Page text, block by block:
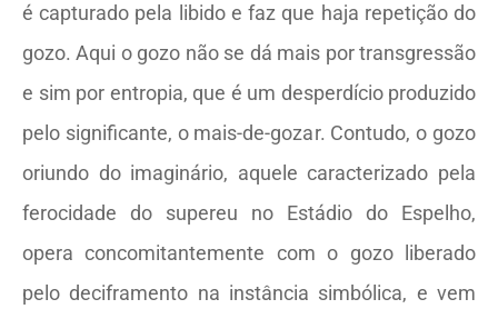
é capturado pela libido e faz que haja repetição do
gozo. Aqui o gozo não se dá mais por transgressão
e sim por entropia, que é um desperdício produzido
pelo significante, o mais-de-gozar. Contudo, o gozo
oriundo do imaginário, aquele caracterizado pela
ferocidade do supereu no Estádio do Espelho,
opera concomitantemente com o gozo liberado
pelo deciframento na instância simbólica, e vem